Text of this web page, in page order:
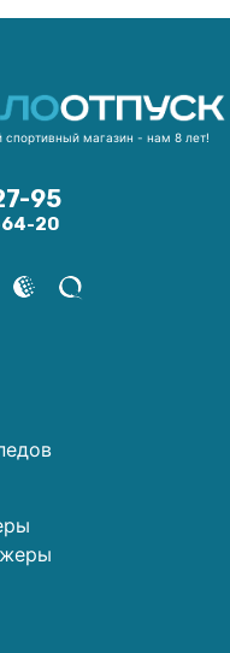
спортивный магазин - нам 8 лет!
95
20